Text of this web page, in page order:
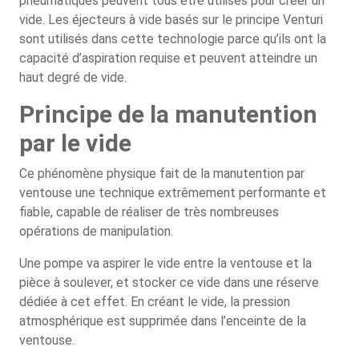
vide. Les éjecteurs à vide basés sur le principe Venturi
sont utilisés dans cette technologie parce qu’ils ont la
capacité d’aspiration requise et peuvent atteindre un
haut degré de vide.
Principe de la manutention
par le vide
Ce phénomène physique fait de la manutention par
ventouse une technique extrêmement performante et
fiable, capable de réaliser de très nombreuses
opérations de manipulation.
Une pompe va aspirer le vide entre la ventouse et la
pièce à soulever, et stocker ce vide dans une réserve
dédiée à cet effet. En créant le vide, la pression
atmosphérique est supprimée dans l’enceinte de la
ventouse.